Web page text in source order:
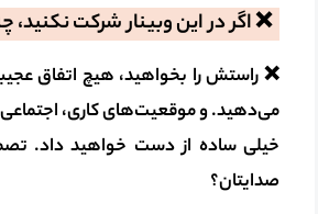
❌ اگر در این وبینار شرکت
❌ راستش را بخواهید، هیچ اتفاق
می‌دهید. و موقعیت‌های کاری، اجتماعی
خیلی ساده از دست خواهید داد.
صدایتان؟